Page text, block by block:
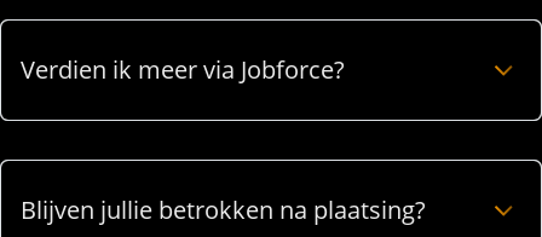
Verdien ik meer via Jobforce?
Blijven jullie betrokken na plaatsing?